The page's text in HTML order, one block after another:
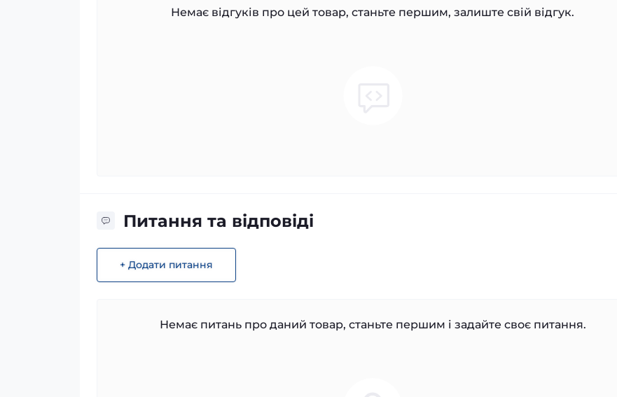
Немає відгуків про цей товар, станьте першим, залиште свій відгук.
Питання та відповіді
+ Додати питання
Немає питань про даний товар, станьте першим і задайте своє питання.